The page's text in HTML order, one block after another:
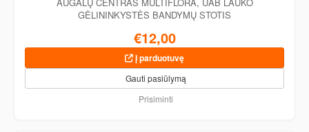
AUGALŲ CENTRAS MULTIFLORA, UAB LAUKO
GĖLININKYSTĖS BANDYMŲ STOTIS
€12,00
Į parduotuvę
Gauti pasiūlymą
Prisiminti